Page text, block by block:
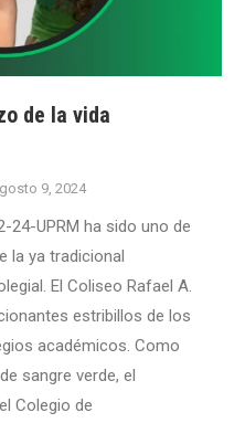
de la vida
9, 2024
24-UPRM ha sido uno de
la ya tradicional
El Coliseo Rafael A.
estribillos de los
académicos. Como
sangre verde, el
Colegio de